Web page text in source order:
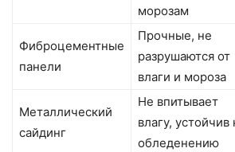
морозам
Фиброцементные
панели
Прочные, не
разрушаются от
влаги и мороза
Металлический
сайдинг
Не впитывает
влагу, устойчив
обледенению